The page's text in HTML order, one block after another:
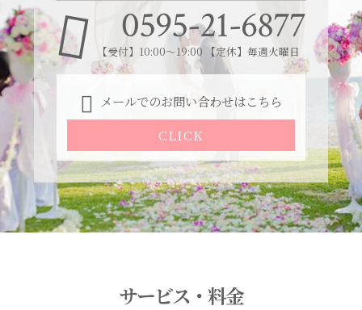
0595-21-6877
【受付】10:00～19:00 【定休】毎週火曜日
メールでのお問い合わせはこちら
CLICK
サービス・料金